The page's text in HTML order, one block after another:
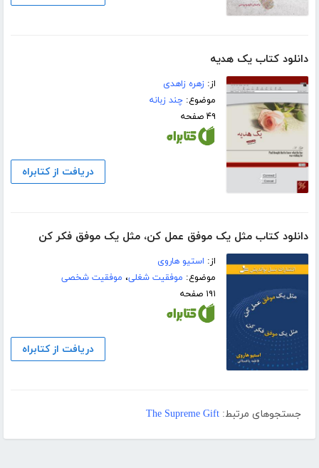
دانلود کتاب یک هدیه
از:زهره زاهدی
موضوع:چند زبانه
۴۹ صفحه
دریافت از کتابراه
دانلود کتاب مثل یک موفق عمل کن، مثل یک موفق فکر کن
از: استیو هاروی
موضوع: موفقیت شغلی، موفقیت شخصی
۱۹۱ صفحه
دریافت از کتابراه
جستجوهای مرتبط: The Supreme Gift